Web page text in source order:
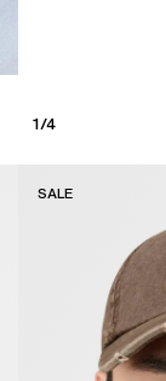
1/4
SALE